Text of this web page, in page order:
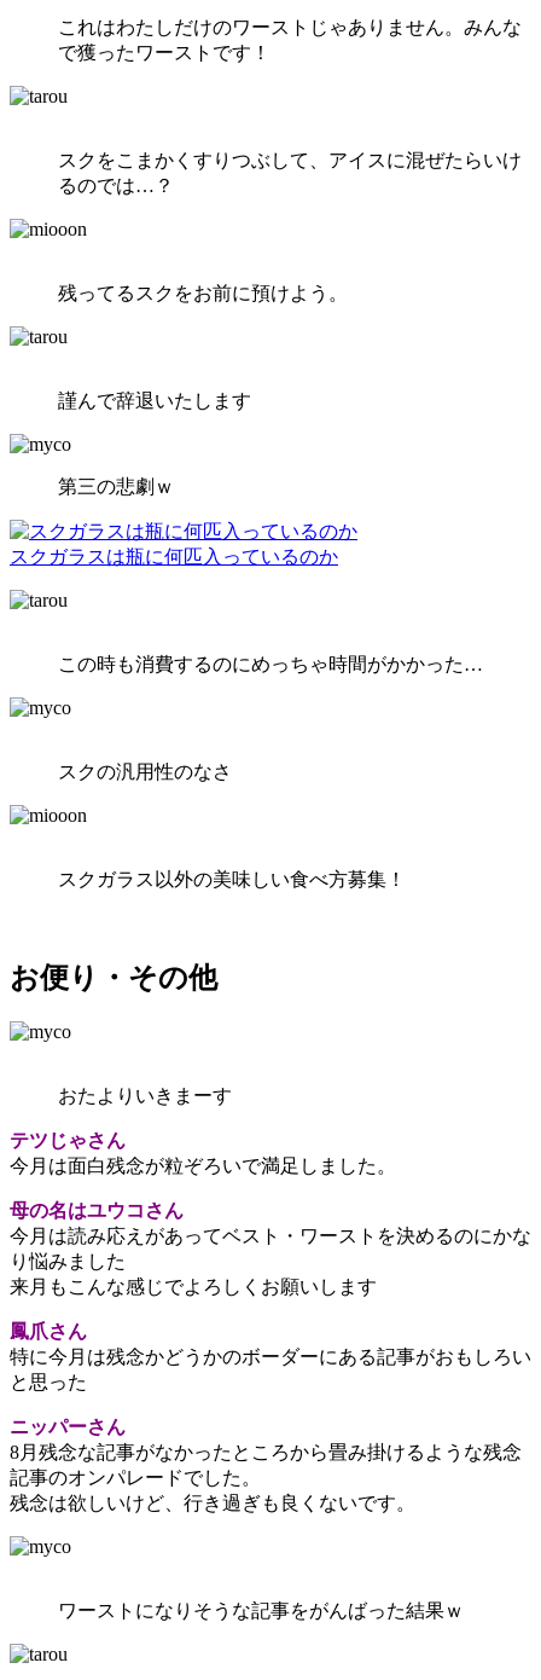
これはわたしだけのワーストじゃありません。みんな
で獲ったワーストです！
スクをこまかくすりつぶして、アイスに混ぜたらいけ
るのでは…？
残ってるスクをお前に預けよう。
謹んで辞退いたします
第三の悲劇ｗ
スクガラスは瓶に何匹入っているのか
この時も消費するのにめっちゃ時間がかかった…
スクの汎用性のなさ
スクガラス以外の美味しい食べ方募集！
お便り・その他
おたよりいきまーす
テツじゃさん
今月は面白残念が粒ぞろいで満足しました。
母の名はユウコさん
今月は読み応えがあってベスト・ワーストを決めるのにかな
り悩みました
来月もこんな感じでよろしくお願いします
鳳爪さん
特に今月は残念かどうかのボーダーにある記事がおもしろい
と思った
ニッパーさん
8月残念な記事がなかったところから畳み掛けるような残念
記事のオンパレードでした。
残念は欲しいけど、行き過ぎも良くないです。
ワーストになりそうな記事をがんばった結果ｗ